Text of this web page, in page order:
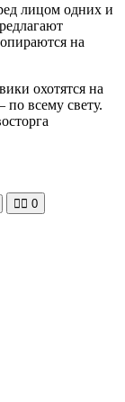
лицом одних и
на
охотятся на
по всему свету.
🧘‍♀️ 0